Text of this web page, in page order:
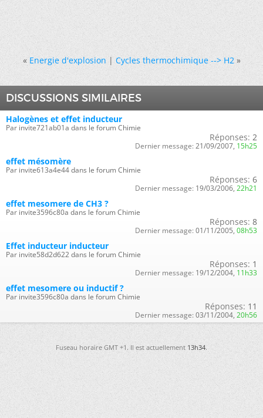
« Energie d'explosion|Cycles thermochimique --> H2 »
DISCUSSIONS SIMILAIRES
Halogènes et effet inducteur
Par invite721ab01a dans le forum Chimie
Réponses: 2
Dernier message: 21/09/2007, 15h25
effet mésomère
Par invite613a4e44 dans le forum Chimie
Réponses: 6
Dernier message: 19/03/2006, 22h21
effet mesomere de CH3 ?
Par invite3596c80a dans le forum Chimie
Réponses: 8
Dernier message: 01/11/2005, 08h53
Effet inducteur inducteur
Par invite58d2d622 dans le forum Chimie
Réponses: 1
Dernier message: 19/12/2004, 11h33
effet mesomere ou inductif ?
Par invite3596c80a dans le forum Chimie
Réponses: 11
Dernier message: 03/11/2004, 20h56
Fuseau horaire GMT +1. Il est actuellement13h34.